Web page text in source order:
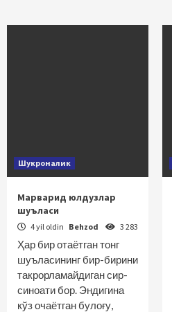
Шукроналик
Марварид юлдузлар
шуъласи
4 yil oldin Behzod 3 283
Ҳар бир отаётган тонг
шуъласининг бир-бирини
такрорламайдиган сир-
синоати бор. Эндигина
кўз очаётган булоғу,